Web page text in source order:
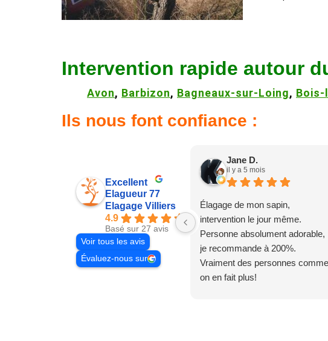
Intervention rapide autour
Avon, Barbizon, Bagneaux-sur-Loing, Bois-
Ils nous font confiance :
Excellent
Elagueur 77
Elagage Villiers
4.9
Basé sur 27 avis
Voir tous les avis
Évaluez-nous sur
Jane D.
il y a 5 mois
Élagage de mon sapin,
intervention le jour même.
Personne absolument adorable,
je recommande à 200%.
Vraiment des personnes comme
on en fait plus!